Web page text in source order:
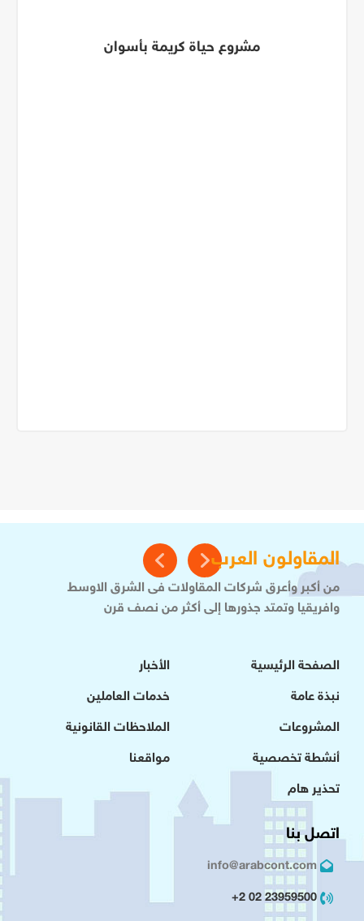
مشروع حياة كريمة بأسوان
المقاولون العرب
من أكبر وأعرق شركات المقاولات فى الشرق الاوسط
وافريقيا وتمتد جذورها إلى أكثر من نصف قرن
الصفحة الرئيسية
نبذة عامة
المشروعات
أنشطة تخصصية
تحذير هام
الأخبار
خدمات العاملين
الملاحظات القانونية
مواقعنا
اتصل بنا
info@arabcont.com
23959500 02 2+